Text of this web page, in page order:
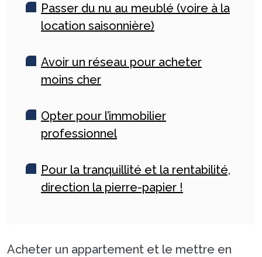
Passer du nu au meublé (voire à la
location saisonnière)
Avoir un réseau pour acheter
moins cher
Opter pour l’immobilier
professionnel
Pour la tranquillité et la rentabilité,
direction la pierre-papier !
Acheter un appartement et le mettre en